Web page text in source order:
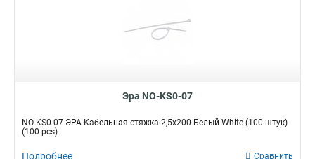
Эра NO-KS0-07
NO-KS0-07 ЭРА Кабельная стяжка 2,5х200 Белый White (100 штук)
(100 pcs)
Подробнее Сравнить